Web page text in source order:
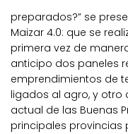
preparados?” se
Maizar 4.0: que se
primera vez de
anticipo dos paneles
emprendimientos de
ligados al agro, y otro
actual de las Buenas
principales provincias